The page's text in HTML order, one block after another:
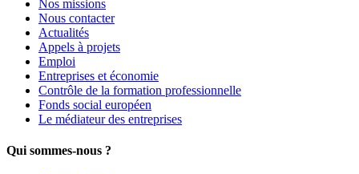
Nos missions
Nous contacter
Actualités
Appels à projets
Emploi
Entreprises et économie
Contrôle de la formation professionnelle
Fonds social européen
Le médiateur des entreprises
Qui sommes-nous ?